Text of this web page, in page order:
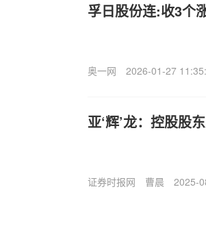
孚日股份连:收3个
奥一网 2026-01-27
亚‘辉’龙：控股股
证券时报网 曹晨 2025-